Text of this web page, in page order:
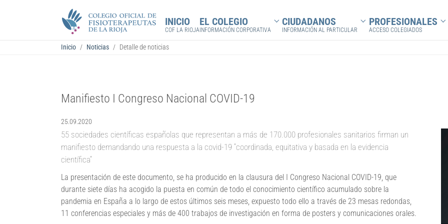
INICIO
COF LA RIOJA
EL COLEGIO
INFORMACIÓN CORPORATIVA
Submenu for "El colegio"
CIUDADANOS
INFORMACIÓN AL PARTICULAR
Submenu for "Ciudadanos"
PROFESIONALES
ACCESO COLEGIADOS
Estás aquí:
Inicio Noticias Detalle de noticias
Manifiesto I Congreso Nacional COVID-19
25.09.2020
55 sociedades científicas españolas que representan a más de 170.000 profesionales sanitarios firman un
manifiesto demandando una respuesta a la covid-19 “coordinada, equitativa y basada en la evidencia
científica”
La presentación de este documento, se ha producido en la clausura del I Congreso Nacional COVID-19, que
durante siete días ha acogido la puesta en común de todo el conocimiento científico acumulado sobre la
pandemia en España a lo largo de estos últimos seis meses, expuesto todo ello a través de 23 mesas redondas,
11 conferencias especiales y más de 400 trabajos de investigación en forma de posters y comunicaciones orales.